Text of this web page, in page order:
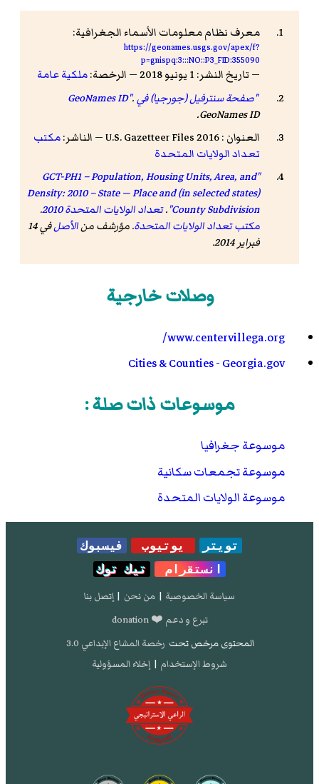
معرف نظام معلومات الأسماء الجغرافية:
https://geonames.usgs.gov/apex/f?
p=gnispq:3:::NO::P3_FID:355090
— تاريخ النشر: 1 يونيو 2018 — الرخصة:
ملكية عامة
"صفحة سنترفيل (جورجيا) في GeoNames ID".
GeoNames ID
.
العنوان : 2016 U.S. Gazetteer Files — الناشر:
مكتب
تعداد الولايات المتحدة
"GCT-PH1 – Population, Housing Units, Area, and
Density: 2010 – State — Place and (in selected states)
County Subdivision"
.تعداد الولايات المتحدة 2010
.
مكتب تعداد الولايات المتحدة. مؤرشف منالأصل
في 14
فبراير 2014
.
وصلات خارجية
www.centervillega.org/
Cities & Counties - Georgia.gov
موسوعات ذات صلة :
موسوعة جغرافيا
موسوعة تجمعات سكانية
موسوعة الولايات المتحدة
تويتر يوتيوب
فيسبوك
انستقرام
تيك توك
سياسة الخصوصية | من نحن | إتصل بنا
تبرع و دعم ❤️ donation
المحتوى مرخص تحت رخصة المشاع الإبداعي 3.0
شروط الإستخدام | إخلاء المسؤولية